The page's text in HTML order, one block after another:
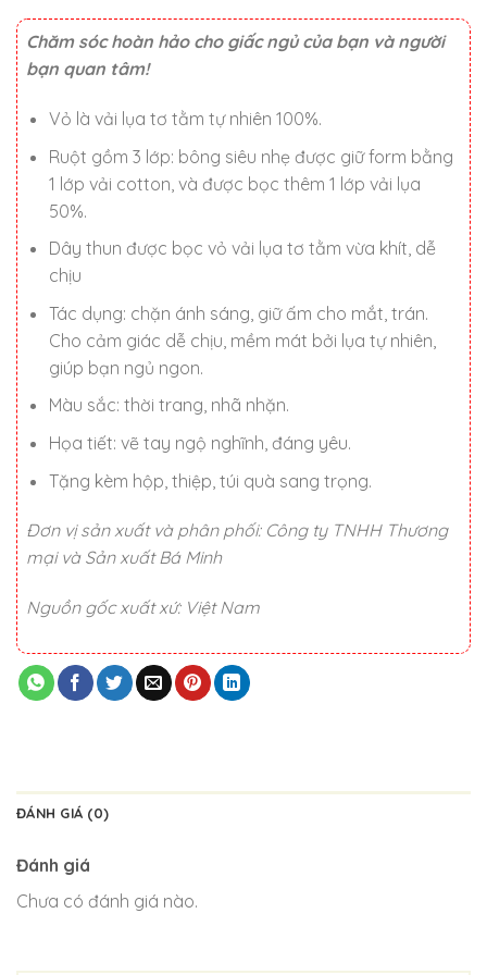
400.000 ₫.
Chăm sóc hoàn hảo cho giấc ngủ của bạn và người
bạn quan tâm!
Vỏ là vải lụa tơ tằm tự nhiên 100%.
Ruột gồm 3 lớp: bông siêu nhẹ được giữ form bằng
1 lớp vải cotton, và được bọc thêm 1 lớp vải lụa
50%.
Dây thun được bọc vỏ vải lụa tơ tằm vừa khít, dễ
chịu
Tác dụng: chặn ánh sáng, giữ ấm cho mắt, trán.
Cho cảm giác dễ chịu, mềm mát bởi lụa tự nhiên,
giúp bạn ngủ ngon.
Màu sắc: thời trang, nhã nhặn.
Họa tiết: vẽ tay ngộ nghĩnh, đáng yêu.
Tặng kèm hộp, thiệp, túi quà sang trọng.
Đơn vị sản xuất và phân phối: Công ty TNHH Thương
mại và Sản xuất Bá Minh
Nguồn gốc xuất xứ: Việt Nam
ĐÁNH GIÁ (0)
Đánh giá
Chưa có đánh giá nào.